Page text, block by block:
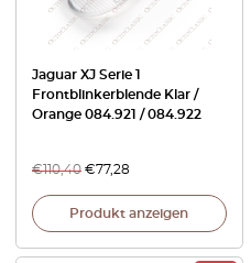
Jaguar XJ Serie 1
Frontblinkerblende Klar /
Orange 084.921 / 084.922
€110,40 €77,28
Produkt anzeigen